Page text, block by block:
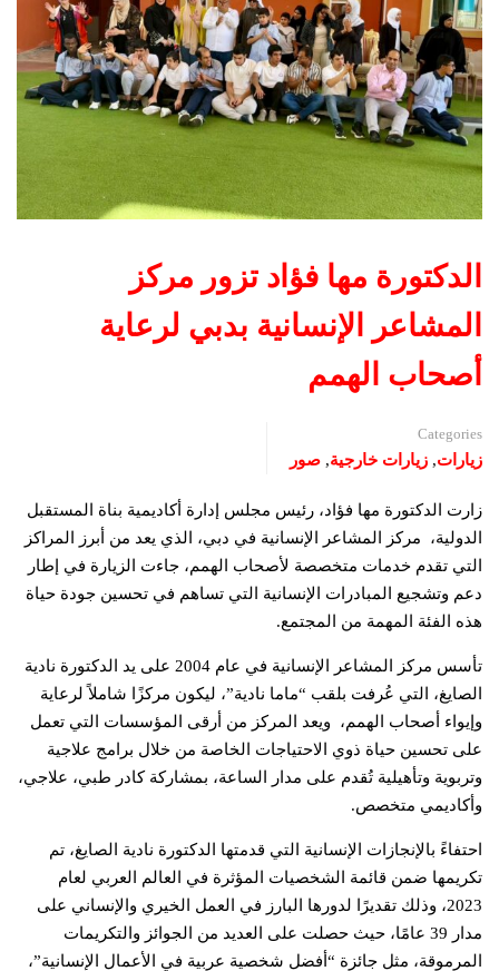
الدكتورة مها فؤاد تزور مركز
المشاعر الإنسانية بدبي لرعاية
أصحاب الهمم
Categories
زيارات, زيارات خارجية, صور
زارت الدكتورة مها فؤاد، رئيس مجلس إدارة أكاديمية بناة المستقبل
الدولية، مركز المشاعر الإنسانية في دبي، الذي يعد من أبرز المراكز
التي تقدم خدمات متخصصة لأصحاب الهمم، جاءت الزيارة في إطار
دعم وتشجيع المبادرات الإنسانية التي تساهم في تحسين جودة حياة
هذه الفئة المهمة من المجتمع.
تأسس مركز المشاعر الإنسانية في عام 2004 على يد الدكتورة نادية
الصايغ، التي عُرفت بلقب “ماما نادية”، ليكون مركزًا شاملاً لرعاية
وإيواء أصحاب الهمم، ويعد المركز من أرقى المؤسسات التي تعمل
على تحسين حياة ذوي الاحتياجات الخاصة من خلال برامج علاجية
وتربوية وتأهيلية تُقدم على مدار الساعة، بمشاركة كادر طبي، علاجي،
وأكاديمي متخصص.
احتفاءً بالإنجازات الإنسانية التي قدمتها الدكتورة نادية الصايغ، تم
تكريمها ضمن قائمة الشخصيات المؤثرة في العالم العربي لعام
2023، وذلك تقديرًا لدورها البارز في العمل الخيري والإنساني على
مدار 39 عامًا، حيث حصلت على العديد من الجوائز والتكريمات
المرموقة، مثل جائزة “أفضل شخصية عربية في الأعمال الإنسانية”،